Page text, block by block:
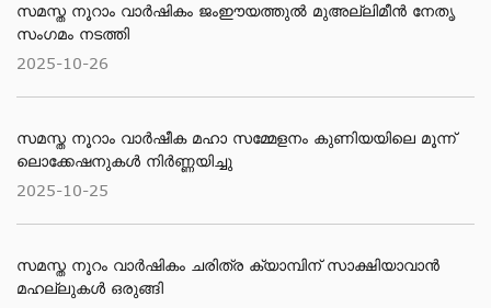
സമസ്ത നൂറാം വാർഷികം ജംഈയത്തുൽ മുഅല്ലിമീൻ നേതൃ
സംഗമം നടത്തി
2025-10-26
സമസ്ത നൂറാം വാർഷീക മഹാ സമ്മേളനം കുണിയയിലെ മൂന്ന്
ലൊക്കേഷനുകൾ നിർണ്ണയിച്ചു
2025-10-25
സമസ്ത നൂറം വാര്‍ഷികം ചരിത്ര ക്യാമ്പിന് സാക്ഷിയാവാന്‍
മഹല്ലുകള്‍ ഒരുങ്ങി